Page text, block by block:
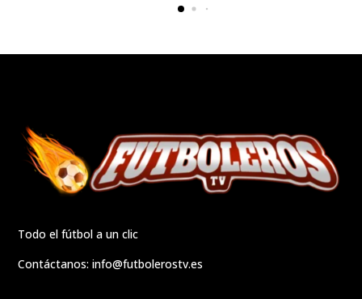
Todo el fútbol a un clic
Contáctanos:info@futbolerostv.es